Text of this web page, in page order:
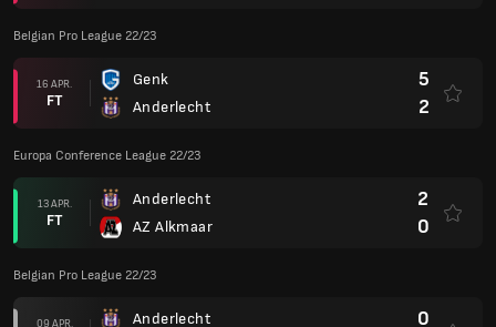
Belgian Pro League 22/23
16 APR.
FT
Genk
Anderlecht
5
2
Europa Conference League 22/23
13 APR.
FT
Anderlecht
AZ Alkmaar
2
0
Belgian Pro League 22/23
09 APR.
Anderlecht
0